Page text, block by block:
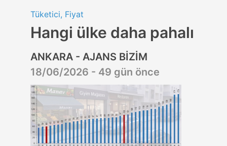
Tüketici, Fiyat
Hangi ülke daha pahalı
ANKARA - AJANS BİZİM
18/06/2026 - 49 gün önce